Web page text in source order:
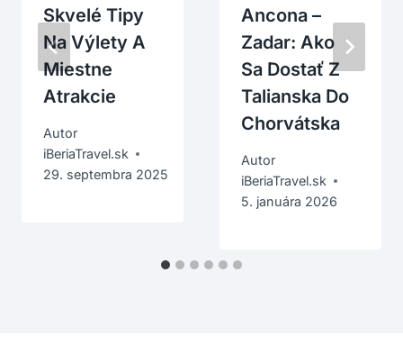
Skvelé Tipy
Na Výlety A
Miestne
Atrakcie
Autor
iBeriaTravel.sk
29. septembra 2025
Ancona –
Zadar: Ako
Sa Dostať Z
Talianska Do
Chorvátska
Autor
iBeriaTravel.sk
5. januára 2026